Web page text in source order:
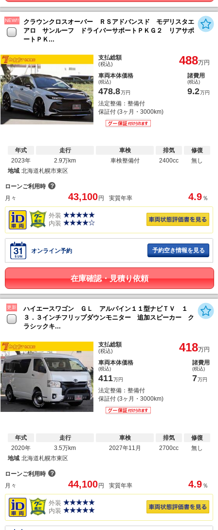
NEW!!
クラウンクロスオーバー ＲＳアドバンスド モデリスタエ
アロ サンルーフ ドライバーサポートＰＫＧ２ リアサポ
ートＰＫ...
支払総額
(税込) 488万円
車両本体価格
(税込)
478.8万円
諸費用
(税込)
9.2万円
法定整備：整備付
保証付 (3ヶ月・3000km)
年式
2023年
走行
2.9万km
車検
車検整備付
排気
2400cc
修復
無し
地域 北海道札幌市東区
ローンご利用時 ？
月々
43,100 円 実質年率 4.9 ％
外装
内装
オンライン予約 予約空き情報を見る
在庫確認・見積り依頼
更新
ハイエースワゴン ＧＬ アルパイン１１型ナビＴＶ １
３．３インチフリップダウンモニター 追加スピーカー ク
ラシックキ...
支払総額
(税込) 418万円
車両本体価格
(税込)
411万円
諸費用
(税込)
7万円
法定整備：整備付
保証付 (3ヶ月・3000km)
年式
2020年
走行
3.5万km
車検
2027年11月
排気
2700cc
修復
無し
地域 北海道札幌市東区
ローンご利用時 ？
月々
44,100 円 実質年率 4.9 ％
外装
内装